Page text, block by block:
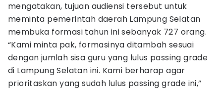
mengatakan, tujuan audiensi tersebut untuk
meminta pemerintah daerah Lampung Selatan
membuka formasi tahun ini sebanyak 727 orang.
“Kami minta pak, formasinya ditambah sesuai
dengan jumlah sisa guru yang lulus passing grade
di Lampung Selatan ini. Kami berharap agar
prioritaskan yang sudah lulus passing grade ini,”